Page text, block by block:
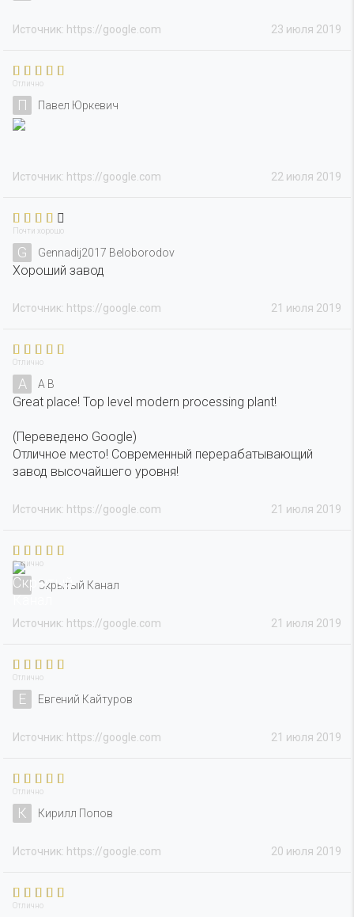
23 июля 2019
Источник: https://google.com
Отлично
П Павел Юркевич
22 июля 2019
Источник: https://google.com
Почти хорошо
G Gennadij2017 Beloborodov
Хороший завод
21 июля 2019
Источник: https://google.com
Отлично
A A B
Great place! Top level modern processing plant!
(Переведено Google)
Отличное место! Современный перерабатывающий
завод высочайшего уровня!
21 июля 2019
Источник: https://google.com
Отлично
Скрытый Канал
21 июля 2019
Источник: https://google.com
Отлично
Е Евгений Кайтуров
21 июля 2019
Источник: https://google.com
Отлично
К Кирилл Попов
20 июля 2019
Источник: https://google.com
Отлично